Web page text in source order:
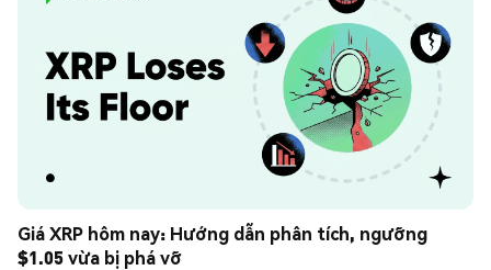
Giá XRP hôm nay: Hướng dẫn phân tích, ngưỡng
$1.05 vừa bị phá vỡ